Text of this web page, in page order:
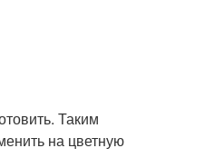
Таким
на цветную